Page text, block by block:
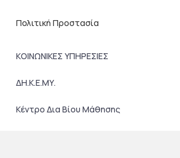
Πολιτική Προστασία
ΚΟΙΝΩΝΙΚΕΣ ΥΠΗΡΕΣΙΕΣ
ΔΗ.Κ.Ε.ΜΥ.
Κέντρο Δια Βίου Μάθησης